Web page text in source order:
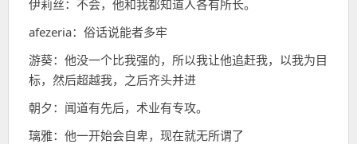
伊莉丝：不会，他和我都知道人各有所长。
afezeria：俗话说能者多牢
游葵：他没一个比我强的，所以我让他追赶我，以我为目
标，然后超越我，之后齐头并进
朝夕：闻道有先后，术业有专攻。
璃雅：他一开始会自卑，现在就无所谓了